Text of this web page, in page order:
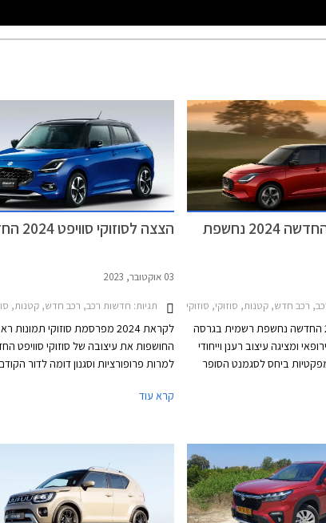
סוזוקי סוויפט החדשה 2024 נחשפת
קטנות, סוזוקי, סוזוקי סוויפט 2020-2024סוזוקי סוויפט 2024-2026
סוזוקי סוויפט 2024 החדשה נחשפת רשמית בגרסה
ומציגה עיצוב רענן וייחודי
ביחס לסגמנט הסופר
חדשה. היצרנית מבטיחה כי
נמוכה ומחיר נגיש.
הצצה לסוזוקי סוויפט 2024 החדשה
03 אוקטובר, 2023
תגיות: חדשות רכב, רכב חדש, קטנות, סוזוקי, סוזוקי סוויפט
לקראת 2024 מפרסמת סוזוקי תמונות
החושפות את עיצובה של סוזוקי סוויפט
למרות פרופורציות וסגנון דומה לדור
מעניין יותר הכולל שבכה נמוכה עם
קרא עוד